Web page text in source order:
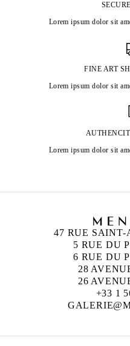
Lorem ipsum dolor sit
FINE ART
Lorem ipsum dolor sit
Lorem ipsum dolor sit
47 RUE SAINT-
5 RUE DU
6 RUE DU
28
26
+33 1